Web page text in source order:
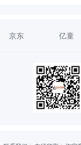
京东 亿童